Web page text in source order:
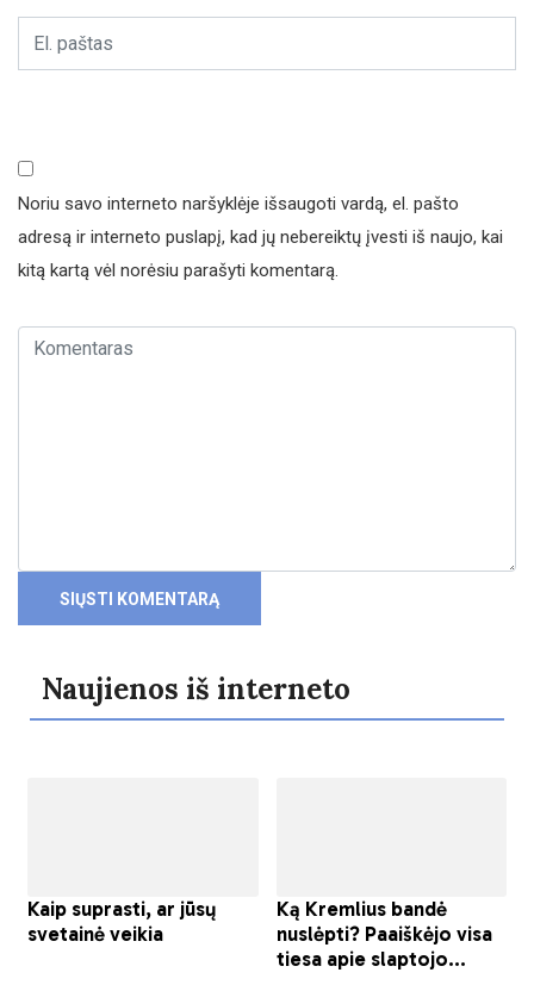
Noriu savo interneto naršyklėje išsaugoti vardą, el. pašto
adresą ir interneto puslapį, kad jų nebereiktų įvesti iš naujo, kai
kitą kartą vėl norėsiu parašyti komentarą.
Naujienos iš interneto